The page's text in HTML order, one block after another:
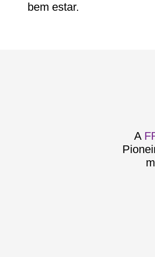
bem estar.
A